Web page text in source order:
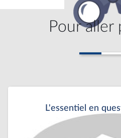
Pour aller
L'essentiel en